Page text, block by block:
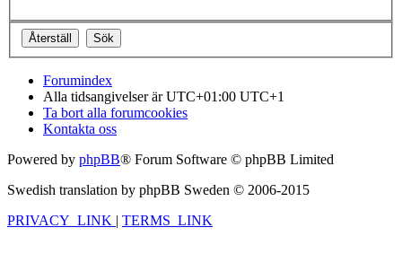
Forumindex
Alla tidsangivelser är UTC+01:00 UTC+1
Ta bort alla forumcookies
Kontakta oss
Powered by phpBB® Forum Software © phpBB Limited
Swedish translation by phpBB Sweden © 2006-2015
PRIVACY_LINK | TERMS_LINK